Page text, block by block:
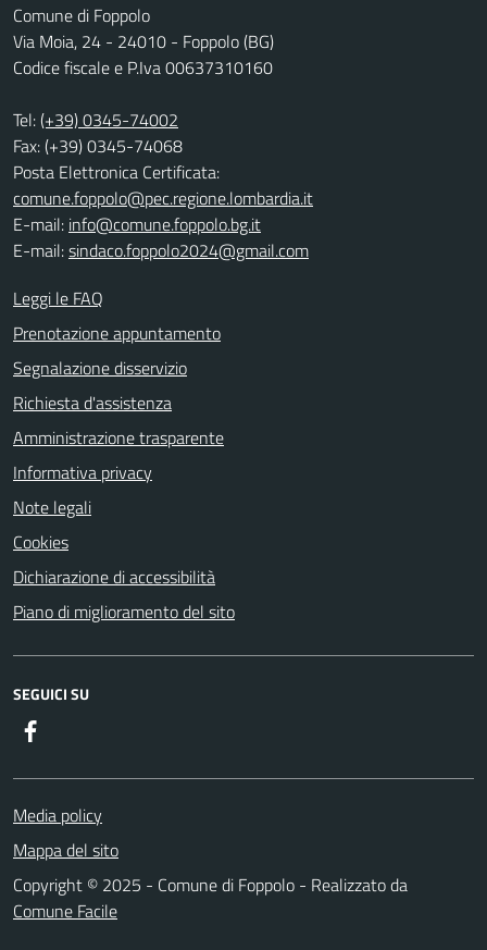
Comune di Foppolo
Via Moia, 24 - 24010 - Foppolo (BG)
Codice fiscale e P.Iva 00637310160
Tel:(+39) 0345-74002
Fax: (+39) 0345-74068
Posta Elettronica Certificata:
comune.foppolo@pec.regione.lombardia.it
E-mail: info@comune.foppolo.bg.it
E-mail:sindaco.foppolo2024@gmail.com
Leggi le FAQ
Prenotazione appuntamento
Segnalazione disservizio
Richiesta d'assistenza
Amministrazione trasparente
Informativa privacy
Note legali
Cookies
Dichiarazione di accessibilità
Piano di miglioramento del sito
SEGUICI SU
Media policy
Mappa del sito
Copyright © 2025 - Comune di Foppolo - Realizzato da
Comune Facile